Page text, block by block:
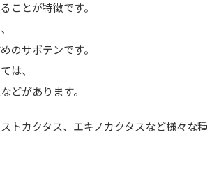
ことが特徴です。
のサボテンです。
は、
どがあります。
トカクタス、エキノカクタスなど様々な種